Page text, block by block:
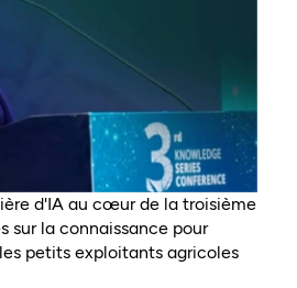
d'IA au cœur de la troisième
sur la connaissance pour
petits exploitants agricoles